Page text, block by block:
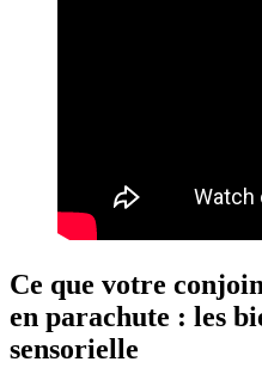
Ce que votre
en parachute : les
sensorielle